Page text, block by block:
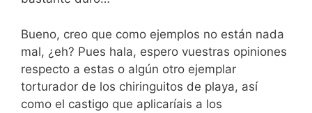
Bueno, creo que como ejemplos no están nada
mal, ¿eh? Pues hala, espero vuestras opiniones
respecto a estas o algún otro ejemplar
torturador de los chiringuitos de playa, así
como el castigo que aplicaríais a los